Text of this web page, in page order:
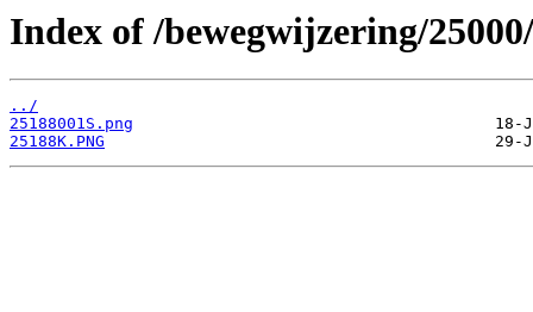
Index of /bewegwijzering/
../
25188001S.png
25188K.PNG